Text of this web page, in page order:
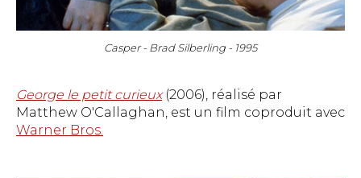
Casper - Brad Silberling - 1995
George le petit curieux(2006), réalisé par
Matthew O'Callaghan, est un film coproduit avec
Warner Bros.